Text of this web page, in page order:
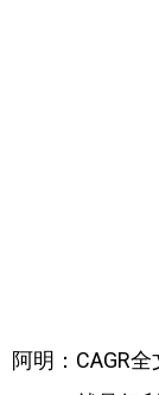
阿明：CAGR